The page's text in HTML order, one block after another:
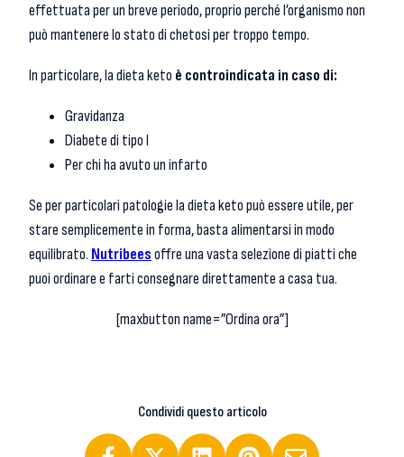
effettuata per un breve periodo, proprio perché l’organismo non
può mantenere lo stato di chetosi per troppo tempo.
In particolare, la dieta keto è controindicata in caso di:
Gravidanza
Diabete di tipo I
Per chi ha avuto un infarto
Se per particolari patologie la dieta keto può essere utile, per
stare semplicemente in forma, basta alimentarsi in modo
equilibrato. Nutribeesoffre una vasta selezione di piatti che
puoi ordinare e farti consegnare direttamente a casa tua.
[maxbutton name=”Ordina ora”]
Condividi questo articolo